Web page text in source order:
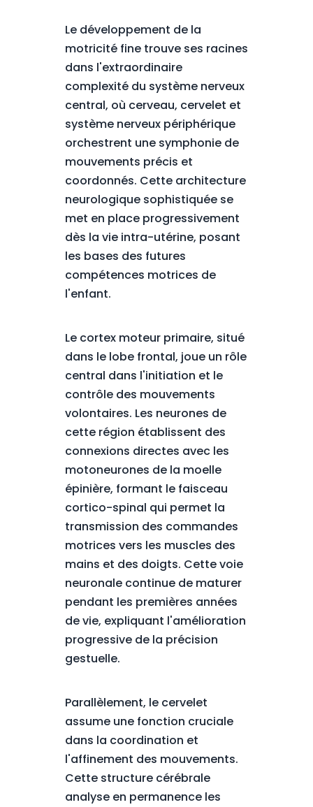
Le développement de la
motricité fine trouve ses racines
dans l'extraordinaire
complexité du système nerveux
central, où cerveau, cervelet et
système nerveux périphérique
orchestrent une symphonie de
mouvements précis et
coordonnés. Cette architecture
neurologique sophistiquée se
met en place progressivement
dès la vie intra-utérine, posant
les bases des futures
compétences motrices de
l'enfant.
Le cortex moteur primaire, situé
dans le lobe frontal, joue un rôle
central dans l'initiation et le
contrôle des mouvements
volontaires. Les neurones de
cette région établissent des
connexions directes avec les
motoneurones de la moelle
épinière, formant le faisceau
cortico-spinal qui permet la
transmission des commandes
motrices vers les muscles des
mains et des doigts. Cette voie
neuronale continue de maturer
pendant les premières années
de vie, expliquant l'amélioration
progressive de la précision
gestuelle.
Parallèlement, le cervelet
assume une fonction cruciale
dans la coordination et
l'affinement des mouvements.
Cette structure cérébrale
analyse en permanence les